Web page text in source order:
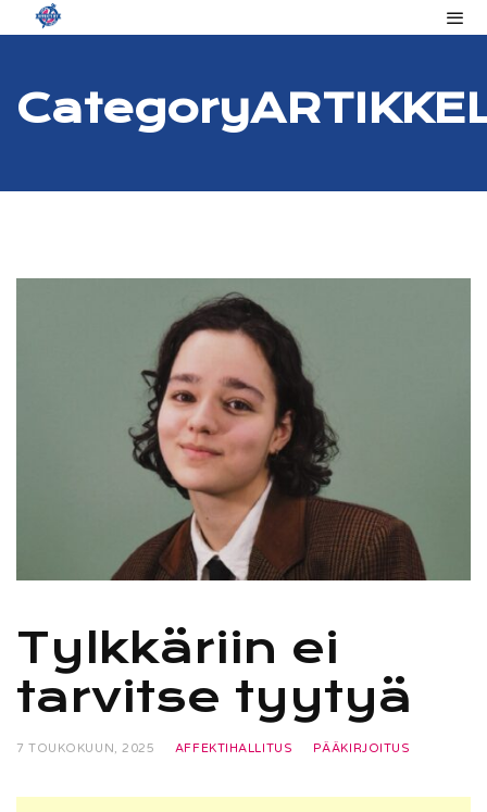
Category
Tylkkäriin ei
tarvitse tyytyä
7 TOUKOKUUN, 2025 AFFEKTIHALLITUS PÄÄKIRJOITUS